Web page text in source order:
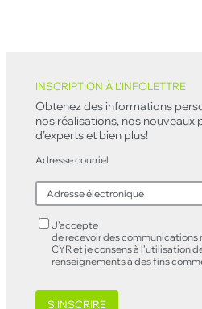
INSCRIPTION À L'INFOLETTRE
Obtenez des informations
nos réalisations, nos nouveaux
d’experts et bien plus!
Adresse courriel
J’accepte
de recevoir des
CYR et je consens à l’utilisation
renseignements à des fins
S'INSCRIRE